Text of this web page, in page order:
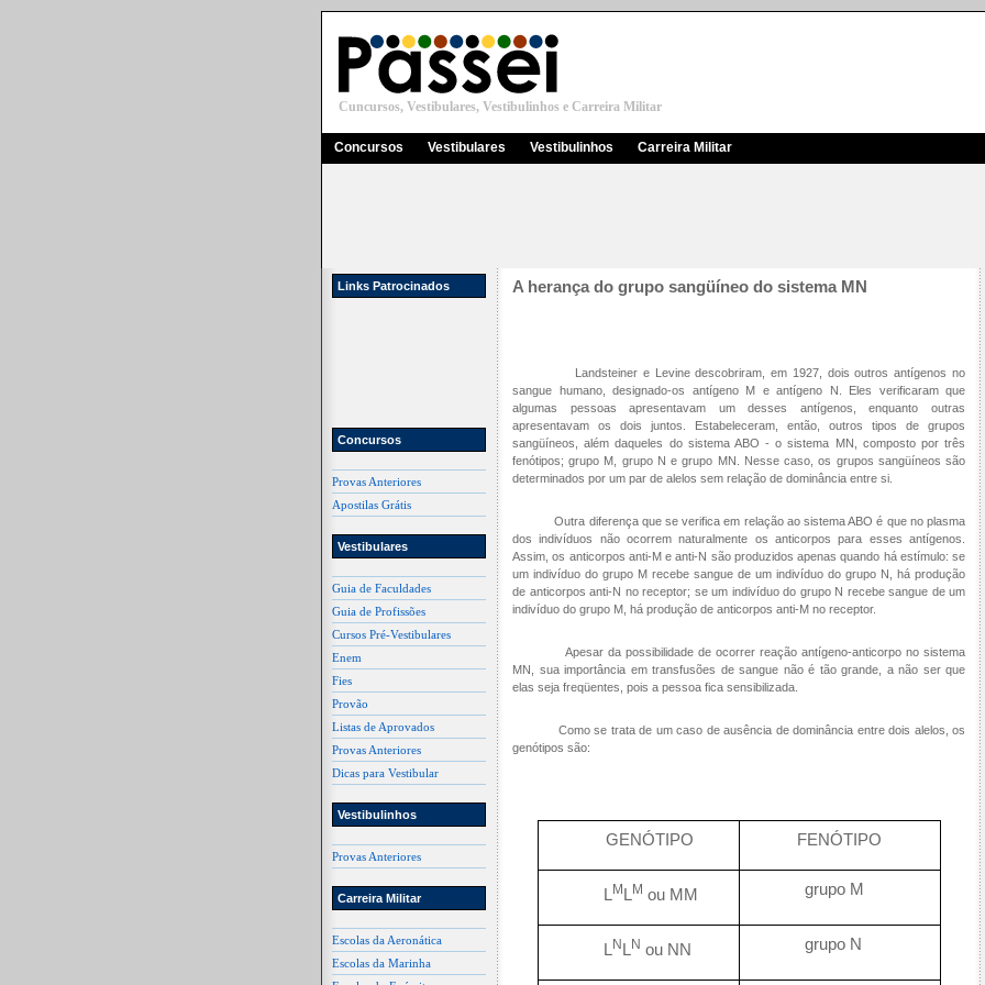
Cuncursos, Vestibulares, Vestibulinhos e Carreira Militar
Concursos Vestibulares Vestibulinhos Carreira Militar
Links Patrocinados
Concursos
Provas Anteriores
Apostilas Grátis
Vestibulares
Guia de Faculdades
Guia de Profissões
Cursos Pré-Vestibulares
Enem
Fies
Provão
Listas de Aprovados
Provas Anteriores
Dicas para Vestibular
Vestibulinhos
Provas Anteriores
Carreira Militar
Escolas da Aeronática
Escolas da Marinha
A herança do grupo sangüíneo do sistema MN
Landsteiner e Levine descobriram, em 1927, dois outros antígenos no
sangue humano, designado-os antígeno M e antígeno N. Eles verificaram que
algumas pessoas apresentavam um desses antígenos, enquanto outras
apresentavam os dois juntos. Estabeleceram, então, outros tipos de grupos
sangüíneos, além daqueles do sistema ABO - o sistema MN, composto por três
fenótipos; grupo M, grupo N e grupo MN. Nesse caso, os grupos sangüíneos são
determinados por um par de alelos sem relação de dominância entre si.
Outra diferença que se verifica em relação ao sistema ABO é que no plasma
dos indivíduos não ocorrem naturalmente os anticorpos para esses antígenos.
Assim, os anticorpos anti-M e anti-N são produzidos apenas quando há estímulo: se
um indivíduo do grupo M recebe sangue de um indivíduo do grupo N, há produção
de anticorpos anti-N no receptor; se um indivíduo do grupo N recebe sangue de um
indivíduo do grupo M, há produção de anticorpos anti-M no receptor.
Apesar da possibilidade de ocorrer reação antígeno-anticorpo no sistema
MN, sua importância em transfusões de sangue não é tão grande, a não ser que
elas seja freqüentes, pois a pessoa fica sensibilizada.
Como se trata de um caso de ausência de dominância entre dois alelos, os
genótipos são:
GENÓTIPO FENÓTIPO
M M ou MM grupo M
N N ou NN grupo N